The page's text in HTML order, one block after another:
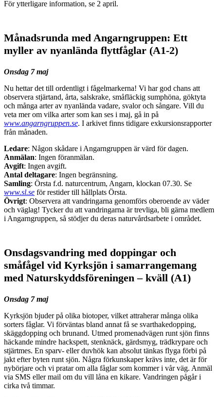
För ytterligare information, se 2 april.
Månadsrunda med Angarngruppen: Ett
myller av nyanlända flyttfåglar (A1-2)
Onsdag 7 maj
Nu hettar det till ordentligt i fågelmarkerna! Vi har god chans att
observera stjärtand, årta, salskrake, småfläckig sumphöna, göktyta
och många arter av nyanlända vadare, svalor och sångare. Vill du
veta mer om vilka arter som kan ses i maj, gå in på
www.angarngruppen.se. I arkivet finns tidigare exkursionsrapporter
från månaden.
Ledare: Någon skådare i Angarngruppen är värd för dagen.
Anmälan: Ingen föranmälan.
Avgift: Ingen avgift.
Antal deltagare: Ingen begränsning.
Samling: Örsta f.d. naturcentrum, Angarn, klockan 07.30. Se
www.sl.se för restider till hållplats Örsta.
Övrigt: Observera att vandringarna genomförs oberoende av väder
och väglag! Tycker du att vandringarna är trevliga, bli gärna medlem
i Angarngruppen, så stödjer du deras naturvårdsarbete i området.
Onsdagsvandring med doppingar och
småfågel vid Kyrksjön i samarrangemang
med Naturskyddsföreningen – kväll (A1)
Onsdag 7 maj
Kyrksjön bjuder på olika biotoper, vilket attraherar många olika
sorters fåglar. Vi förväntas bland annat få se svarthakedopping,
skäggdopping och brunand. Utmed promenadvägen runt sjön finns
häckande mindre hackspett, stenknäck, gärdsmyg, trädkrypare och
stjärtmes. En sparv- eller duvhök kan absolut tänkas flyga förbi på
jakt efter byten runt sjön. Några förkunskaper krävs inte, det är för
nybörjare och vi pratar om alla fåglar som kommer i vår väg. Anmäl
via SMS eller mail om du vill låna en kikare. Vandringen pågår i
cirka två timmar.